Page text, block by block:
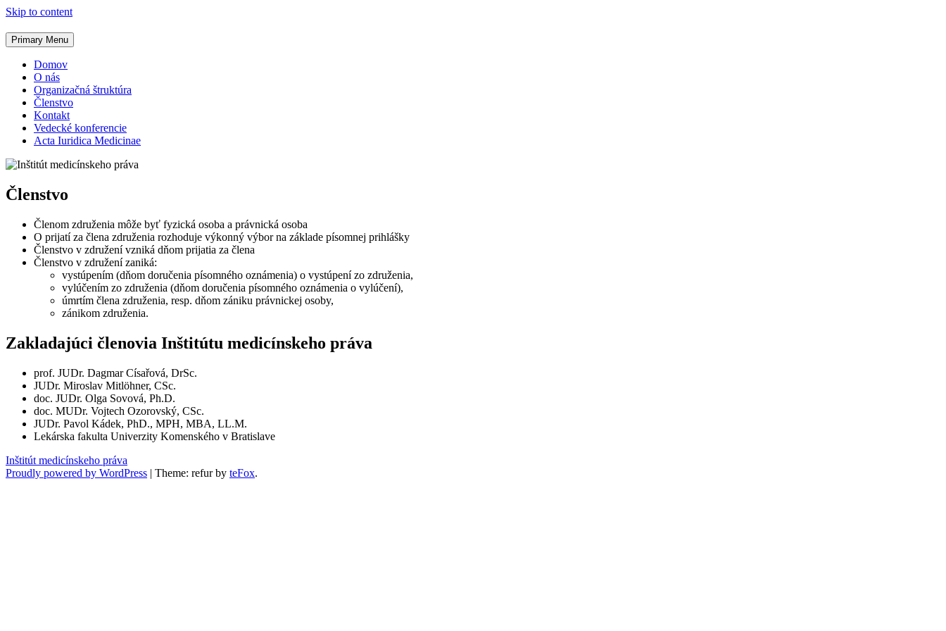
Skip to content
Primary Menu
Domov
O nás
Organizačná štruktúra
Členstvo
Kontakt
Vedecké konferencie
Acta Iuridica Medicinae
Členstvo
Členom združenia môže byť fyzická osoba a právnická osoba
O prijatí za člena združenia rozhoduje výkonný výbor na základe písomnej prihlášky
Členstvo v združení vzniká dňom prijatia za člena
Členstvo v združení zaniká:
vystúpením (dňom doručenia písomného oznámenia) o vystúpení zo združenia,
vylúčením zo združenia (dňom doručenia písomného oznámenia o vylúčení),
úmrtím člena združenia, resp. dňom zániku právnickej osoby,
zánikom združenia.
Zakladajúci členovia Inštitútu medicínskeho práva
prof. JUDr. Dagmar Císařová, DrSc.
JUDr. Miroslav Mitlöhner, CSc.
doc. JUDr. Olga Sovová, Ph.D.
doc. MUDr. Vojtech Ozorovský, CSc.
JUDr. Pavol Kádek, PhD., MPH, MBA, LL.M.
Lekárska fakulta Univerzity Komenského v Bratislave
Inštitút medicínskeho práva
Proudly powered by WordPress | Theme: refur by teFox.